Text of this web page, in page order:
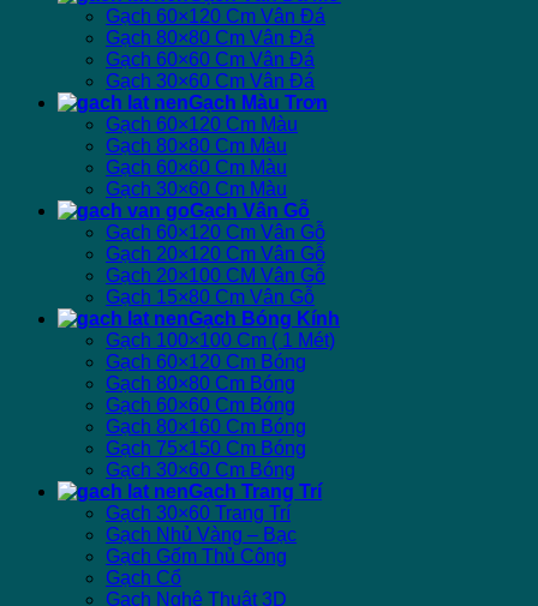
Gạch 60×120 Cm Vân Đá
Gạch 80×80 Cm Vân Đá
Gạch 60×60 Cm Vân Đá
Gạch 30×60 Cm Vân Đá
Gạch Màu Trơn
Gạch 60×120 Cm Màu
Gạch 80×80 Cm Màu
Gạch 60×60 Cm Màu
Gạch 30×60 Cm Màu
Gạch Vân Gỗ
Gạch 60×120 Cm Vân Gỗ
Gạch 20×120 Cm Vân Gỗ
Gạch 20×100 CM Vân Gỗ
Gạch 15×80 Cm Vân Gỗ
Gạch Bóng Kính
Gạch 100×100 Cm ( 1 Mét)
Gạch 60×120 Cm Bóng
Gạch 80×80 Cm Bóng
Gạch 60×60 Cm Bóng
Gạch 80×160 Cm Bóng
Gạch 75×150 Cm Bóng
Gạch 30×60 Cm Bóng
Gạch Trang Trí
Gạch 30×60 Trang Trí
Gạch Nhủ Vàng – Bạc
Gạch Gốm Thủ Công
Gạch Cổ
Gạch Nghệ Thuật 3D